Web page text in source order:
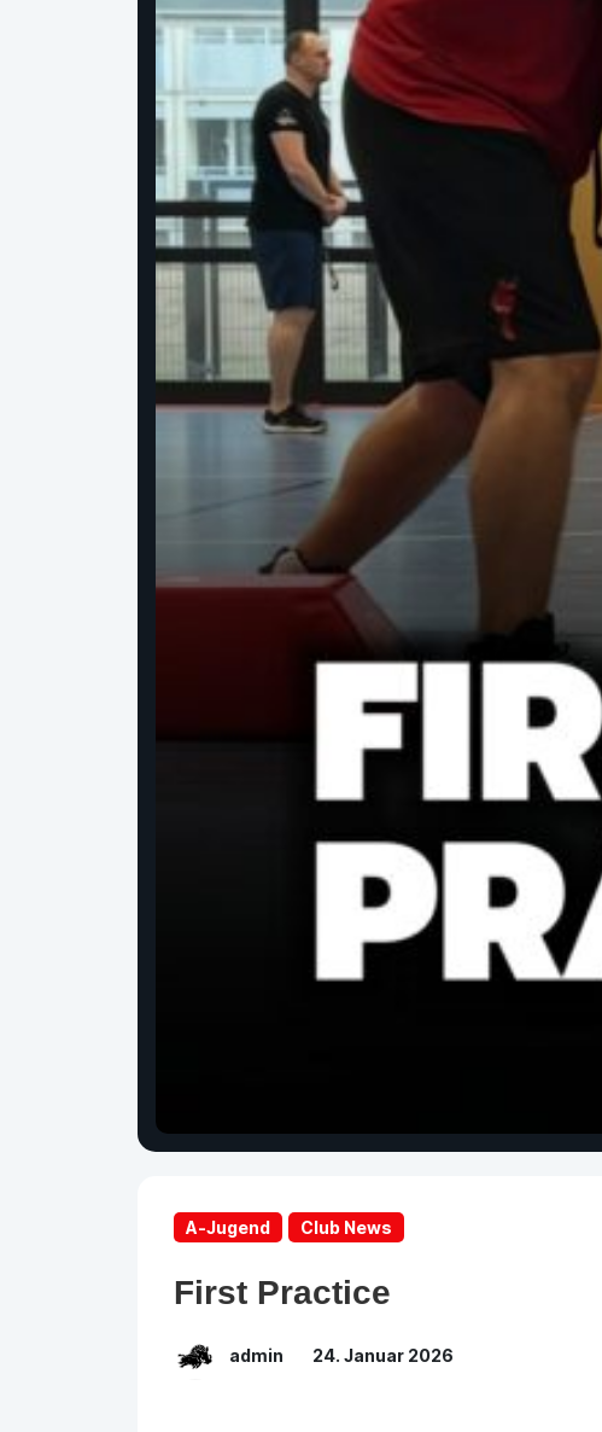
A-Jugend Club News
First Practice
admin 24. Januar 2026